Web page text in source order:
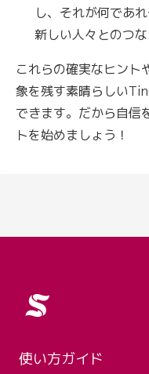
し、それが何であ
新しい人々とのつ
これらの確実なヒント
象を残す素晴らしい
できます。だから自信
トを始めましょう！
Logo
使い方ガイド